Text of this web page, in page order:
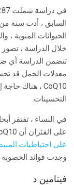
الحيوانات المنوية ،
تتضمن الدراسة أي
معدلات الحمل قد
التحسينات.
على الفئران أن CoQ10 قد تعترض
على احتياطيات
وجدت فوائد الخصوبة
فيتامين د